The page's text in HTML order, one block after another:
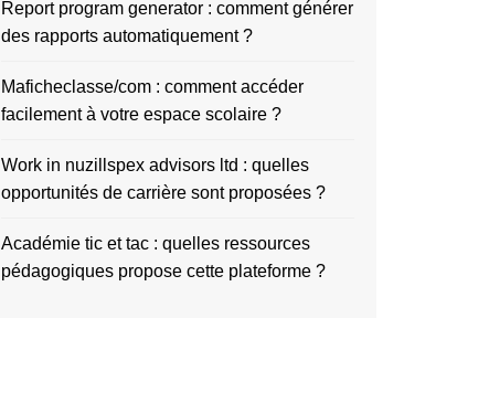
Report program generator : comment générer
des rapports automatiquement ?
Maficheclasse/com : comment accéder
facilement à votre espace scolaire ?
Work in nuzillspex advisors ltd : quelles
opportunités de carrière sont proposées ?
Académie tic et tac : quelles ressources
pédagogiques propose cette plateforme ?